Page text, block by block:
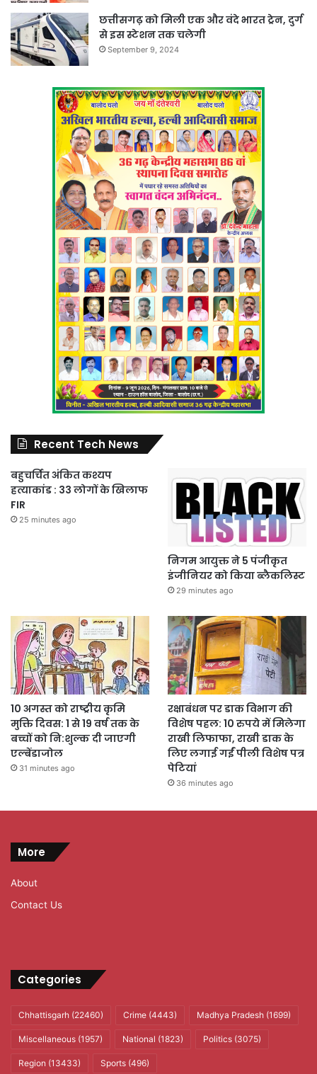
छत्तीसगढ़ को मिली एक और वंदे भारत ट्रेन, दुर्ग
से इस स्टेशन तक चलेगी
September 9, 2024
Recent Tech News
बहुचर्चित अंकित कश्यप
हत्याकांड : 33 लोगों के खिलाफ
FIR
25 minutes ago
निगम आयुक्त ने 5 पंजीकृत
इंजीनियर को किया ब्लैकलिस्ट
29 minutes ago
10 अगस्त को राष्ट्रीय कृमि
मुक्ति दिवस: 1 से 19 वर्ष तक के
बच्चों को नि:शुल्क दी जाएगी
एल्बेंडाजोल
31 minutes ago
रक्षाबंधन पर डाक विभाग की
विशेष पहल: 10 रुपये में मिलेगा
राखी लिफाफा, राखी डाक के
लिए लगाई गईं पीली विशेष पत्र
पेटियां
36 minutes ago
More
About
Contact Us
Categories
Chhattisgarh (22460) Crime (4443) Madhya Pradesh (1699)
Miscellaneous (1957) National (1823) Politics (3075)
Region (13433) Sports (496)